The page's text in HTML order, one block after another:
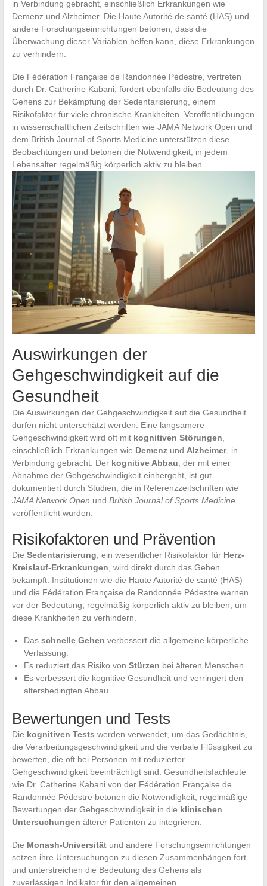
in Verbindung gebracht, einschließlich Erkrankungen wie
Demenz und Alzheimer. Die Haute Autorité de santé (HAS) und
andere Forschungseinrichtungen betonen, dass die
Überwachung dieser Variablen helfen kann, diese Erkrankungen
zu verhindern.
Die Fédération Française de Randonnée Pédestre, vertreten
durch Dr. Catherine Kabani, fördert ebenfalls die Bedeutung des
Gehens zur Bekämpfung der Sedentarisierung, einem
Risikofaktor für viele chronische Krankheiten. Veröffentlichungen
in wissenschaftlichen Zeitschriften wie JAMA Network Open und
dem British Journal of Sports Medicine unterstützen diese
Beobachtungen und betonen die Notwendigkeit, in jedem
Lebensalter regelmäßig körperlich aktiv zu bleiben.
Auswirkungen der
Gehgeschwindigkeit auf die
Gesundheit
Die Auswirkungen der Gehgeschwindigkeit auf die Gesundheit
dürfen nicht unterschätzt werden. Eine langsamere
Gehgeschwindigkeit wird oft mit kognitiven Störungen
einschließlich Erkrankungen wie Demenzund Alzheimer, in
Verbindung gebracht. Der kognitive Abbau , der mit einer
Abnahme der Gehgeschwindigkeit einhergeht, ist gut
dokumentiert durch Studien, die in Referenzzeitschriften wie
JAMA Network Open und British Journal of Sports Medicine
veröffentlicht wurden.
Risikofaktoren und Prävention
Die Sedentarisierung , ein wesentlicher Risikofaktor für Herz-
Kreislauf-Erkrankungen , wird direkt durch das Gehen
bekämpft. Institutionen wie die Haute Autorité de santé (HAS)
und die Fédération Française de Randonnée Pédestre warnen
vor der Bedeutung, regelmäßig körperlich aktiv zu bleiben, um
diese Krankheiten zu verhindern.
Das schnelle Gehen verbessert die allgemeine körperliche
Verfassung.
Es reduziert das Risiko von Stürzen bei älteren Menschen.
Es verbessert die kognitive Gesundheit und verringert den
altersbedingten Abbau.
Bewertungen und Tests
Die kognitiven Tests werden verwendet, um das Gedächtnis,
die Verarbeitungsgeschwindigkeit und die verbale Flüssigkeit zu
bewerten, die oft bei Personen mit reduzierter
Gehgeschwindigkeit beeinträchtigt sind. Gesundheitsfachleute
wie Dr. Catherine Kabani von der Fédération Française de
Randonnée Pédestre betonen die Notwendigkeit, regelmäßige
Bewertungen der Gehgeschwindigkeit in die klinischen
Untersuchungen älterer Patienten zu integrieren.
Die Monash-Universitätund andere Forschungseinrichtungen
setzen ihre Untersuchungen zu diesen Zusammenhängen fort
und unterstreichen die Bedeutung des Gehens als
zuverlässigen Indikator für den allgemeinen